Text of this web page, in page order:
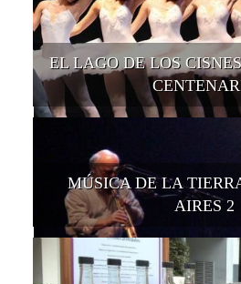
EL LAGO DE LOS
MÚSICA DE LA
AIRES 2